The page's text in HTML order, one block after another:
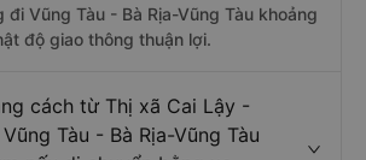
đi Vũng Tàu - Bà Rịa-Vũng Tàu khoảng
độ giao thông thuận lợi.
cách từ Thị xã Cai Lậy -
Tàu - Bà Rịa-Vũng Tàu